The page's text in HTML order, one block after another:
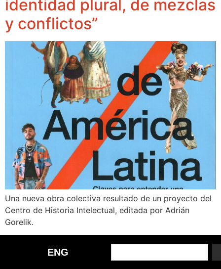
identidad plural, de mezclas
y conflictos”
Una nueva obra colectiva resultado de un proyecto del
Centro de Historia Intelectual, editada por Adrián
Gorelik.
ENG